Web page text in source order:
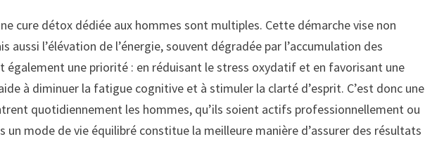
cure détox dédiée aux hommes sont multiples. Cette démarche vise non
l’élévation de l’énergie, souvent dégradée par l’accumulation des
également une priorité : en réduisant le stress oxydatif et en favorisant une
à diminuer la fatigue cognitive et à stimuler la clarté d’esprit. C’est donc une
quotidiennement les hommes, qu’ils soient actifs professionnellement ou
mode de vie équilibré constitue la meilleure manière d’assurer des résultats